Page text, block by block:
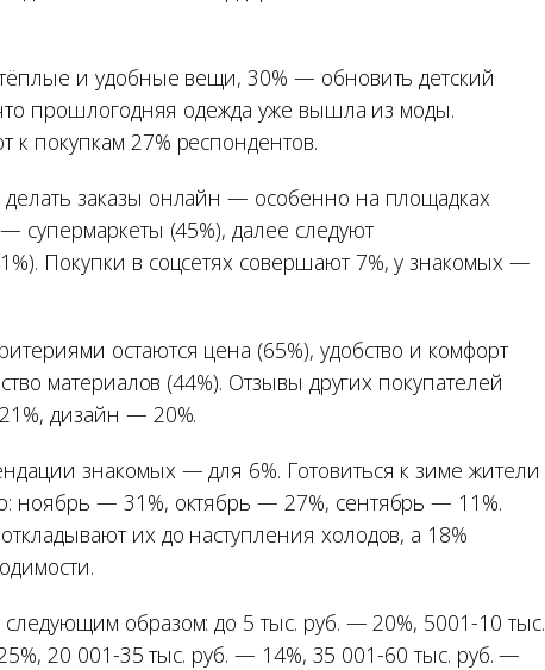
и удобные вещи, 30% — обновить детский
прошлогодняя одежда уже вышла из моды.
к покупкам 27% респондентов.
заказы онлайн — особенно на площадках
супермаркеты (45%), далее следуют
Покупки в соцсетях совершают 7%, у знакомых —
остаются цена (65%), удобство и комфорт
материалов (44%). Отзывы других покупателей
дизайн — 20%.
знакомых — для 6%. Готовиться к зиме жители
ноябрь — 31%, октябрь — 27%, сентябрь — 11%.
их до наступления холодов, а 18%
образом: до 5 тыс. руб. — 20%, 5001-10 тыс.
20 001-35 тыс. руб. — 14%, 35 001-60 тыс. руб. —